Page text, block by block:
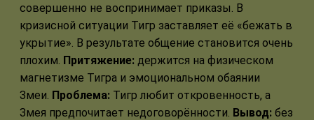
совершенно не воспринимает приказы. В
кризисной ситуации Тигр заставляет её «бежать в
укрытие». В результате общение становится очень
плохим. Притяжение: держится на физическом
магнетизме Тигра и эмоциональном обаянии
Змеи. Проблема: Тигр любит откровенность, а
Змея предпочитает недоговорённости. Вывод: без